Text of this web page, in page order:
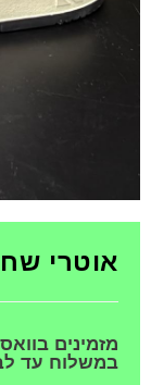
אוטרי
מזמינים
במשלוח עד